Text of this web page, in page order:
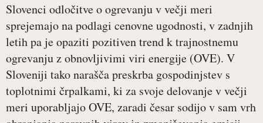
Slovenci odločitve o ogrevanju v večji meri
sprejemajo na podlagi cenovne ugodnosti, v zadnjih
letih pa je opaziti pozitiven trend k trajnostnemu
ogrevanju z obnovljivimi viri energije (OVE). V
Sloveniji tako narašča preskrba gospodinjstev s
toplotnimi črpalkami, ki za svoje delovanje v večji
meri uporabljajo OVE, zaradi česar sodijo v sam vrh